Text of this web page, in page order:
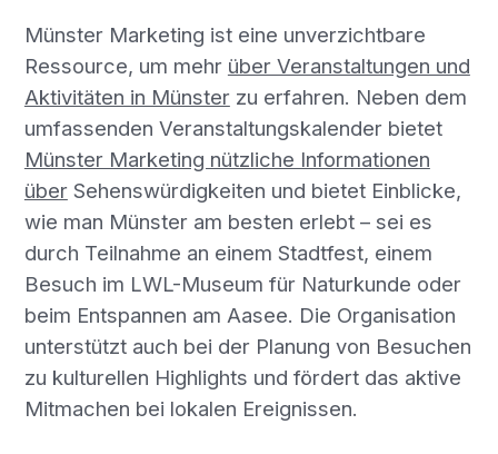
Münster Marketing ist eine unverzichtbare
Ressource, um mehr über Veranstaltungen und
Aktivitäten in Münsterzu erfahren. Neben dem
umfassenden Veranstaltungskalender bietet
Münster Marketing nützliche Informationen
überSehenswürdigkeiten und bietet Einblicke,
wie man Münster am besten erlebt – sei es
durch Teilnahme an einem Stadtfest, einem
Besuch im LWL-Museum für Naturkunde oder
beim Entspannen am Aasee. Die Organisation
unterstützt auch bei der Planung von Besuchen
zu kulturellen Highlights und fördert das aktive
Mitmachen bei lokalen Ereignissen.